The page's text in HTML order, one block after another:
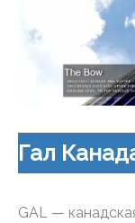
Гал
GAL —